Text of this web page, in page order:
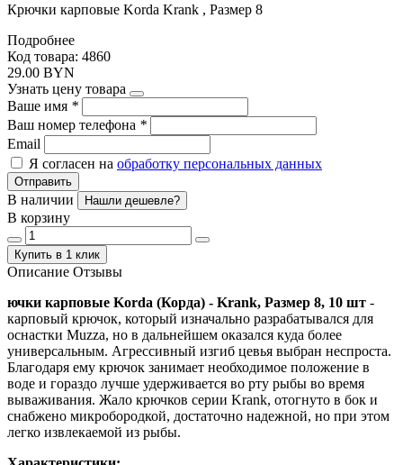
Крючки карповые Korda Krank , Размер 8
Подробнее
Код товара: 4860
29.00 BYN
Узнать цену товара
Ваше имя *
Ваш номер телефона *
Email
Я согласен на обработку персональных данных
Отправить
В наличии Нашли дешевле?
В корзину
Купить в 1 клик
Описание Отзывы
ючки карповые Korda (Корда) - Krank, Размер 8, 10 шт -
карповый крючок, который изначально разрабатывался для
оснастки Muzza, но в дальнейшем оказался куда более
универсальным. Агрессивный изгиб цевья выбран неспроста.
Благодаря ему крючок занимает необходимое положение в
воде и гораздо лучше удерживается во рту рыбы во время
вываживания. Жало крючков серии Krank, отогнуто в бок и
снабжено микробородкой, достаточно надежной, но при этом
легко извлекаемой из рыбы.